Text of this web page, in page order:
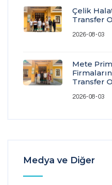
Çelik
Transfer
2026-08-03
Mete
Transfer
2026-08-03
Medya ve Diğer